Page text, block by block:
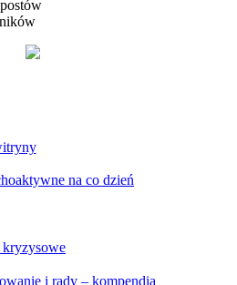
na co dzień
i rady – kompendia